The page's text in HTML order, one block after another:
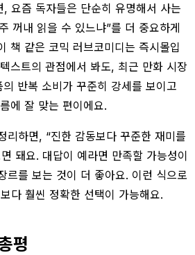
요즘 독자들은 단순히 유명해서 사는
꺼내 읽을 수 있느냐”를 더 중요하게
책 같은 코믹 러브코미디는 즉시몰입
스트의 관점에서 봐도, 최근 만화 시장
의 반복 소비가 꾸준히 강세를 보이고
에 잘 맞는 편이에요.
리하면, “진한 감동보다 꾸준한 재미를
돼요. 대답이 예라면 만족할 가능성이
르를 보는 것이 더 좋아요. 이런 식으로
다 훨씬 정확한 선택이 가능해요.
평